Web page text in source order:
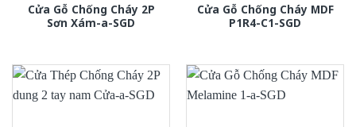
Cửa Gỗ Chống Cháy 2P
Sơn Xám-a-SGD
Cửa Gỗ Chống Cháy MDF
P1R4-C1-SGD